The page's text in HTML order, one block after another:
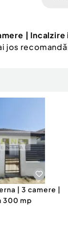
| Incalzire
jos
| 3 camere |
300 mp